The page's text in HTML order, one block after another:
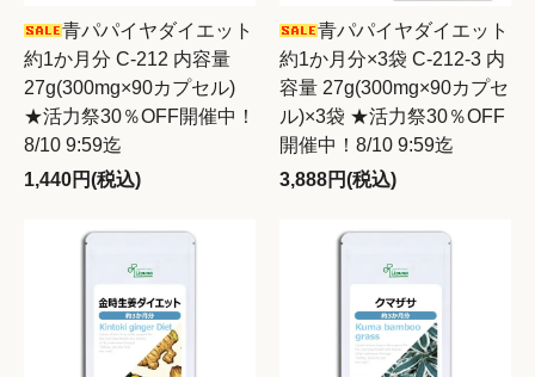
青パパイヤダイエット
約1か月分 C-212 内容量
27g(300mg×90カプセル)
★活力祭30％OFF開催中！
8/10 9:59迄
1,440円(税込)
青パパイヤダイエット
約1か月分×3袋 C-212-3 内
容量 27g(300mg×90カプセ
ル)×3袋 ★活力祭30％OFF
開催中！8/10 9:59迄
3,888円(税込)